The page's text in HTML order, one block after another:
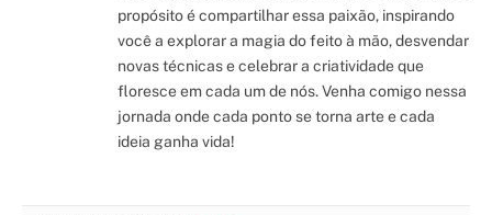
propósito é compartilhar essa paixão, inspirando
você a explorar a magia do feito à mão, desvendar
novas técnicas e celebrar a criatividade que
floresce em cada um de nós. Venha comigo nessa
jornada onde cada ponto se torna arte e cada
ideia ganha vida!